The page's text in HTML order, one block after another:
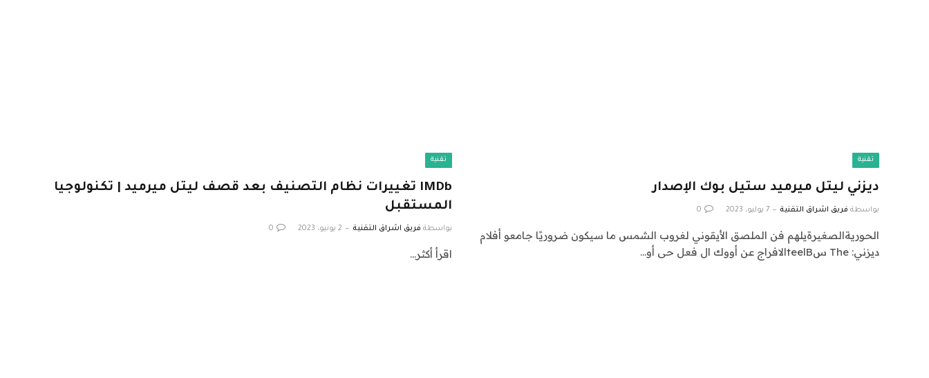
تقنية
ديزني ليتل ميرميد ستيل بوك الإصدار
بواسطة فريق اشراق التقنية 7 يوليو، 2023 0
الحوريةالصغيرةيلهم فن الملصق الأيقوني لغروب الشمس ما سيكون ضروريًا جامعو أفلام
ديزني: The سteelBالافراج عن أووك ال فعل حى أو…
تقنية
IMDb تغييرات نظام التصنيف بعد قصف ليتل ميرميد | تكنولوجيا
المستقبل
بواسطة فريق اشراق التقنية 2 يونيو، 2023 0
اقرأ أكثر…